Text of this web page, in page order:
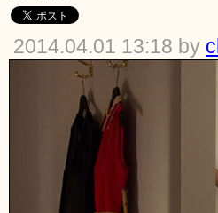
2014.04.01 13:18 by